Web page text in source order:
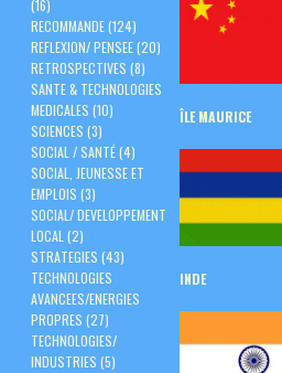
(16)
RECOMMANDE(124)
REFLEXION/ PENSEE(20)
RETROSPECTIVES (8)
SANTE & TECHNOLOGIES
MEDICALES (10)
SCIENCES (3)
SOCIAL / SANTÉ(4)
SOCIAL, JEUNESSE ET
EMPLOIS (3)
SOCIAL/ DEVELOPPEMENT
LOCAL (2)
STRATEGIES (43)
TECHNOLOGIES
AVANCEES/ENERGIES
PROPRES (27)
TECHNOLOGIES/
INDUSTRIES (5)
ÎLEMAURICE
INDE